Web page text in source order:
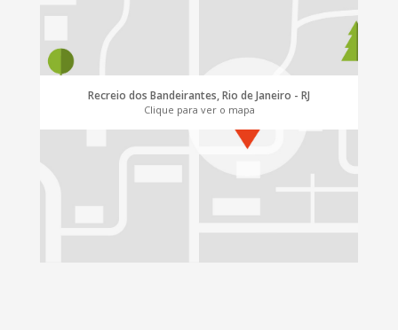
Recreio dos Bandeirantes, Rio de Janeiro - RJ
Clique para ver o mapa